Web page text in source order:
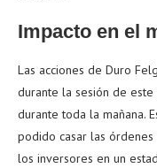
Impacto en el
Las acciones de Duro
durante la sesión de este
durante toda la mañana.
podido casar las
los inversores en un